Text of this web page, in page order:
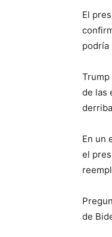
El
podría
de las
En un
el
de